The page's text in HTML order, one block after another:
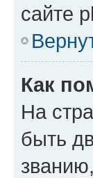
сайте
Как
На
быть